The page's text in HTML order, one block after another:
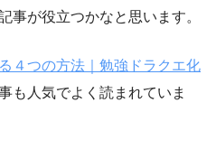
事が役立つかなと思います。
４つの方法｜勉強ドラクエ化
も人気でよく読まれていま